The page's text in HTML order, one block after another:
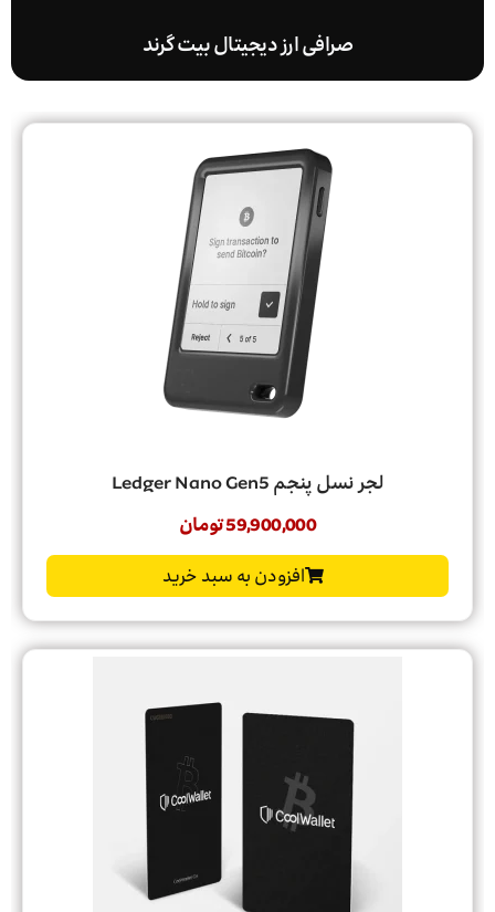
صرافی ارز دیجیتال بیت گرند
لجر نسل پنجم Ledger Nano Gen5
59,900,000تومان
افزودن به سبد خرید